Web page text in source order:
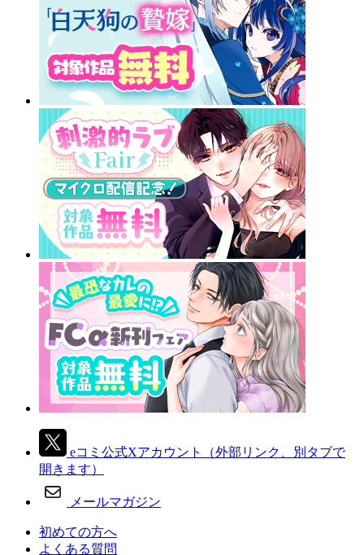
eコミ公式Xアカウント
（外部リンク、別タブで
開きます）
メールマガジン
初めての方へ
よくある質問